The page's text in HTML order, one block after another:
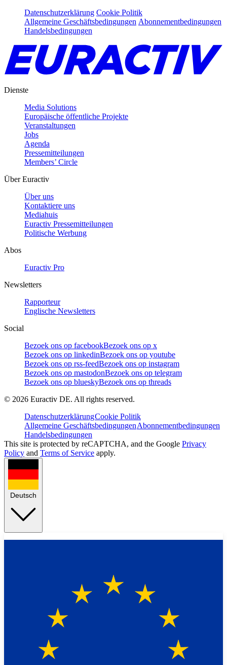
Datenschutzerklärung Cookie Politik
Allgemeine Geschäftsbedingungen Abonnementbedingungen
Handelsbedingungen
Dienste
Media Solutions
Europäische öffentliche Projekte
Veranstaltungen
Jobs
Agenda
Pressemitteilungen
Members’ Circle
Über Euractiv
Über uns
Kontaktiere uns
Mediahuis
Euractiv Pressemitteilungen
Politische Werbung
Abos
Euractiv Pro
Newsletters
Rapporteur
Englische Newsletters
Social
Bezoek ons op facebookBezoek ons op x
Bezoek ons op linkedinBezoek ons op youtube
Bezoek ons op rss-feedBezoek ons op instagram
Bezoek ons op mastodonBezoek ons op telegram
Bezoek ons op blueskyBezoek ons op threads
© 2026 Euractiv DE. All rights reserved.
DatenschutzerklärungCookie Politik
Allgemeine GeschäftsbedingungenAbonnementbedingungen
Handelsbedingungen
This site is protected by reCAPTCHA, and the Google Privacy
Policy and Terms of Service apply.
Deutsch